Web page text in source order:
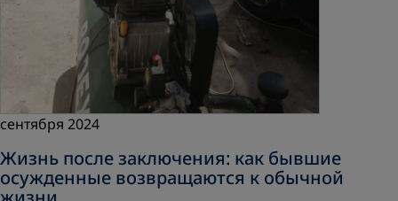
сентября 2024
Жизнь после заключения: как бывшие
осужденные возвращаются к обычной